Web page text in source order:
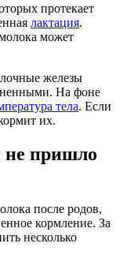
протекает
лактация.
может
железы
На фоне
тела. Если
их.
не пришло
после родов,
кормление. За
несколько